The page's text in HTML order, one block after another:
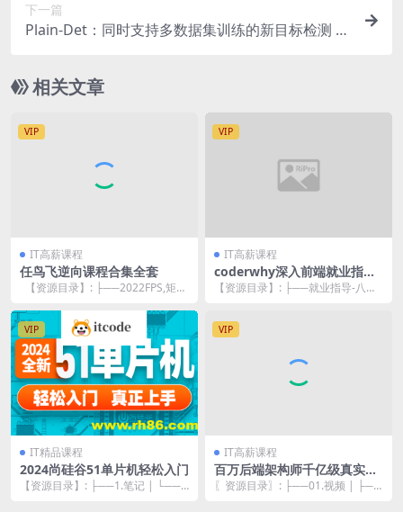
下一篇
Plain-Det：同时支持多数据集训练的新目标检测 |
相关文章
VIP
IT高薪课程
任鸟飞逆向课程合集全套
【资源目录】: ├──2022FPS,矩
VIP
IT高薪课程
coderwhy深入前端就业指导
+八股文
【资源目录】: ├──就业指导-八股
VIP
IT精品课程
2024尚硅谷51单片机轻松入门
【资源目录】: ├──1.笔记 | └──
VIP
IT高薪课程
百万后端架构师千亿级真实项
目案例实战营1期
〖资源目录〗: ├──01.视频 | ├──